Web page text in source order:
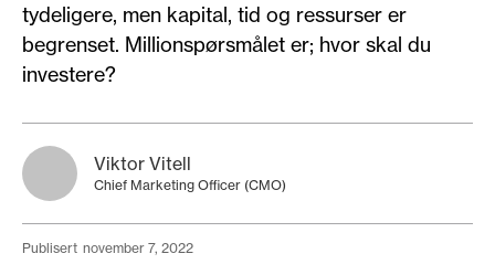
tydeligere, men kapital, tid og ressurser er
begrenset. Millionspørsmålet er; hvor skal du
investere?
Viktor Vitell
Chief Marketing Officer (CMO)
publisert november 7, 2022